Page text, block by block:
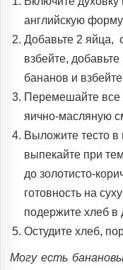
английскую
Добавьте 2 яйца,
взбейте,
бананов и
Перемешайте все
яично-масляную
Выложите тесто
выпекайте при
до золотисто-
готовность на
подержите хлеб в
Остудите хлеб,
Могу есть